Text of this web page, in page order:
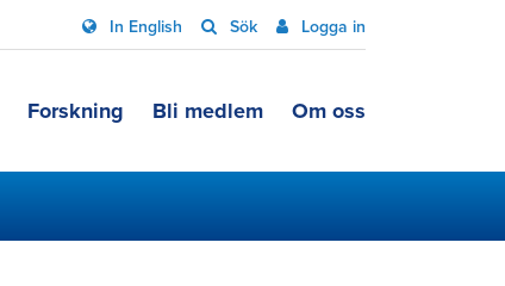
In English Sök Logga in
Forskning Bli medlem Om oss